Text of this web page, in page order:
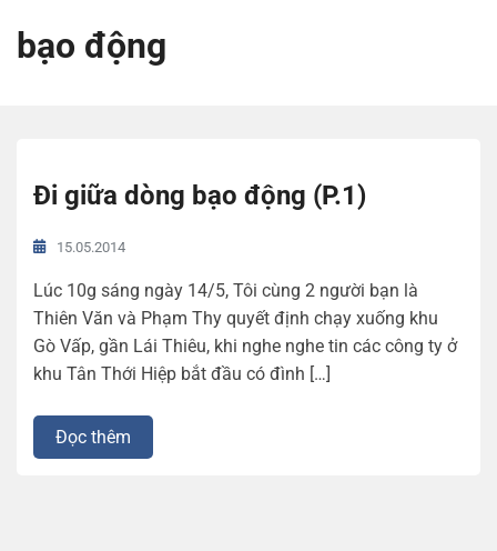
bạo động
Đi giữa dòng bạo động (P.1)
15.05.2014
Lúc 10g sáng ngày 14/5, Tôi cùng 2 người bạn là
Thiên Văn và Phạm Thy quyết định chạy xuống khu
Gò Vấp, gần Lái Thiêu, khi nghe nghe tin các công ty ở
khu Tân Thới Hiệp bắt đầu có đình […]
Đọc thêm